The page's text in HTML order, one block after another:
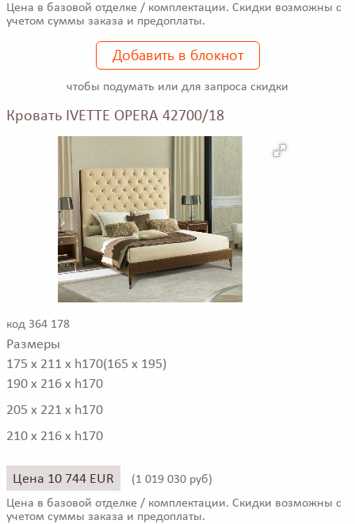
Цена в базовой отделке / комплектации. Скидки возможны с
учетом суммы заказа и предоплаты.
Добавить в блокнот
чтобы подумать или для запроса скидки
Кровать IVETTE OPERA 42700/18
код 364 178
Размеры
175 x 211 x h170(165 x 195)
190 x 216 x h170
205 x 221 x h170
210 x 216 x h170
Цена 10 744 EUR (1 019 030 руб)
Цена в базовой отделке / комплектации. Скидки возможны с
учетом суммы заказа и предоплаты.